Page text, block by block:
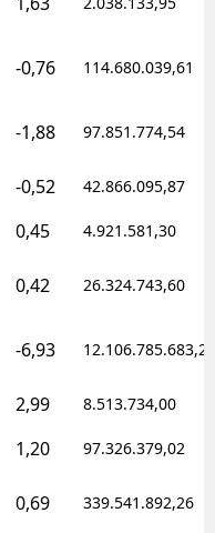
-0,76 114.680.039,61
-1,88 97.851.774,54
-0,52 42.866.095,87
0,45 4.921.581,30
0,42 26.324.743,60
-6,93 12.106.785.683,20
2,99 8.513.734,00
1,20 97.326.379,02
0,69 339.541.892,26